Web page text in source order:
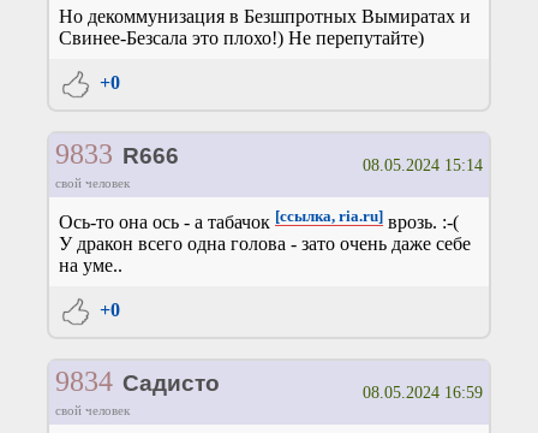
Но декоммунизация в Безшпротных Вымиратах и
Свинее-Безсала это плохо!) Не перепутайте)
+0
9833 R666
свой человек
08.05.2024 15:14
Ось-то она ось - а табачок [ссылка, ria.ru] врозь. :-(
У дракон всего одна голова - зато очень даже себе
на уме..
+0
9834 Садисто
свой человек
08.05.2024 16:59